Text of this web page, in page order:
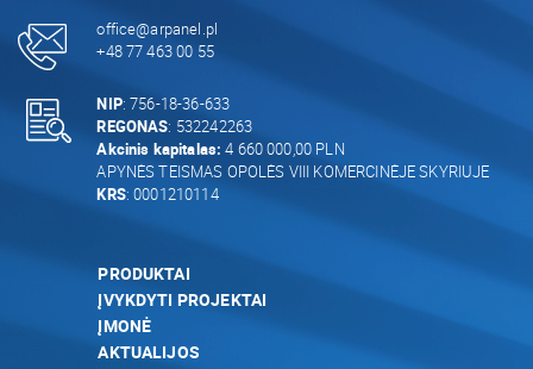
office@arpanel.pl
+48 77 463 00 55
NIP: 756-18-36-633
REGONAS: 532242263
Akcinis kapitalas: 4 660 000,00 PLN
APYNĖS TEISMAS OPOLĖS VIII KOMERCINĖJE SKYRIUJE
KRS: 0001210114
PRODUKTAI
ĮVYKDYTI PROJEKTAI
ĮMONĖ
AKTUALIJOS